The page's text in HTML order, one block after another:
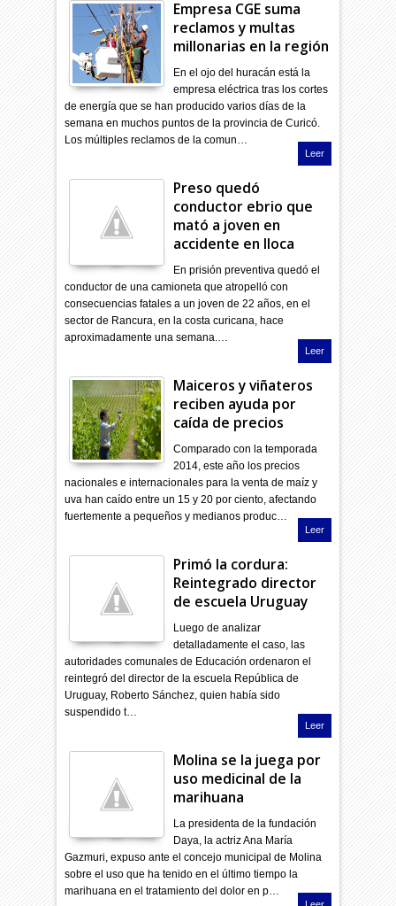
Empresa CGE suma
reclamos y multas
millonarias en la región
En el ojo del huracán está la
empresa eléctrica tras los cortes
de energía que se han producido varios días de la
semana en muchos puntos de la provincia de Curicó.
Los múltiples reclamos de la comun…
Leer
Preso quedó
conductor ebrio que
mató a joven en
accidente en Iloca
En prisión preventiva quedó el
conductor de una camioneta que atropelló con
consecuencias fatales a un joven de 22 años, en el
sector de Rancura, en la costa curicana, hace
aproximadamente una semana.…
Leer
Maiceros y viñateros
reciben ayuda por
caída de precios
Comparado con la temporada
2014, este año los precios
nacionales e internacionales para la venta de maíz y
uva han caído entre un 15 y 20 por ciento, afectando
fuertemente a pequeños y medianos produc…
Leer
Primó la cordura:
Reintegrado director
de escuela Uruguay
Luego de analizar
detalladamente el caso, las
autoridades comunales de Educación ordenaron el
reintegró del director de la escuela República de
Uruguay, Roberto Sánchez, quien había sido
suspendido t…
Leer
Molina se la juega por
uso medicinal de la
marihuana
La presidenta de la fundación
Daya, la actriz Ana María
Gazmuri, expuso ante el concejo municipal de Molina
sobre el uso que ha tenido en el último tiempo la
marihuana en el tratamiento del dolor en p…